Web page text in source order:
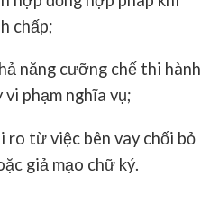
chấp;
năng cưỡng chế thi hành
vi phạm nghĩa vụ;
ro từ việc bên vay chối bỏ
giả mạo chữ ký.